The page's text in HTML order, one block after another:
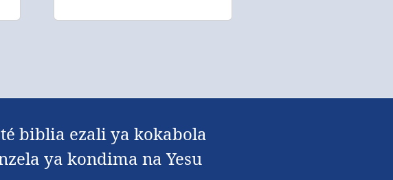
biblia ezali ya kokabola
ya kondima na Yesu